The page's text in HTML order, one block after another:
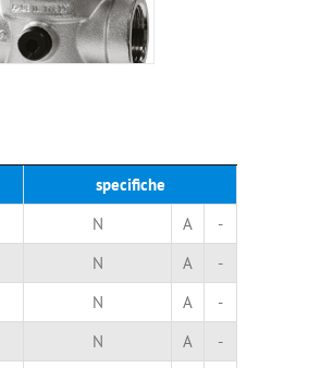
specifiche
N A
-
N A
-
N A
-
N A
-